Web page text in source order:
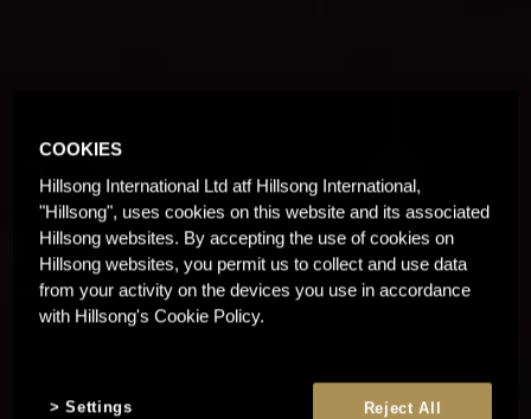
COOKIES
Hillsong International Ltd atf Hillsong International,
"Hillsong", uses cookies on this website and its associated
Hillsong websites. By accepting the use of cookies on
Hillsong websites, you permit us to collect and use data
from your activity on the devices you use in accordance
with Hillsong's Cookie Policy.
Reject All
Settings